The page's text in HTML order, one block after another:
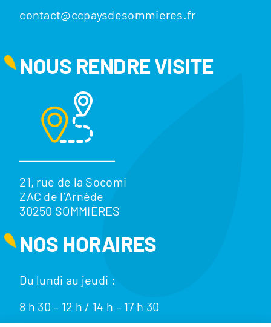
contact@ccpaysdesommieres.fr
NOUS RENDRE VISITE
21, rue de la Socomi
ZAC de l’Arnède
30250 SOMMIÈRES
NOS HORAIRES
Du lundi au jeudi :
8 h 30 – 12 h / 14 h – 17 h 30